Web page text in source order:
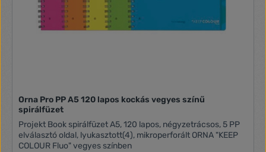
Orna Pro PP A5 120 lapos kockás vegyes színű
spirálfüzet
Projekt Book spirálfüzet A5, 120 lapos, négyzetrácsos, 5 PP
elválasztó oldal, lyukasztott(4), mikroperforált ORNA "KEEP
COLOUR Fluo" vegyes színben